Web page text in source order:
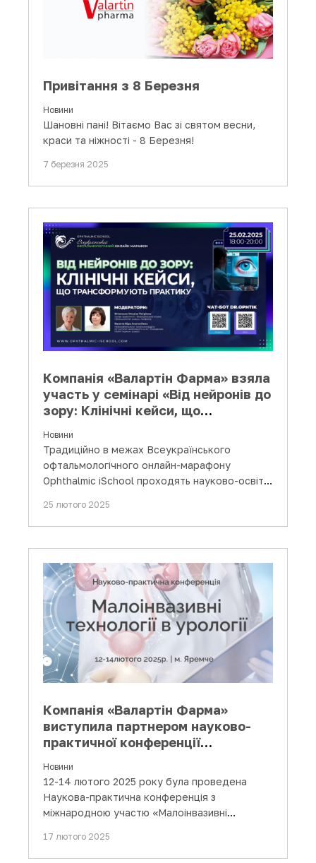
Привітання з 8 Березня
Новини
Шановні пані! Вітаємо Вас зі святом весни,
краси та ніжності - 8 Березня!
7 березня 2025
Компанія «Валартін Фарма» взяла
участь у семінарі «Від нейронів до
зору: Клінічні кейси, що
Новини
Традиційно в межах Всеукраїнського
офтальмологічного онлайн-марафону
Ophthalmic iSchool проходять науково-освітні
25 лютого 2025
Компанія «Валартін Фарма»
виступила партнером науково-
практичної конференції
урології»
Новини
12-14 лютого 2025 року була проведена
Наукова-практична конференція з
міжнародною участю «Малоінвазивні
17 лютого 2025